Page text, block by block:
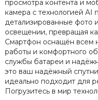
просмотра контента и
камера с технологией AI
детализированные фото
освещении, превращая
Смартфон оснащён всем
работы и комфортного
службы батареи и
это ваш надёжный
идеально подходит для
Погрузитесь в мир